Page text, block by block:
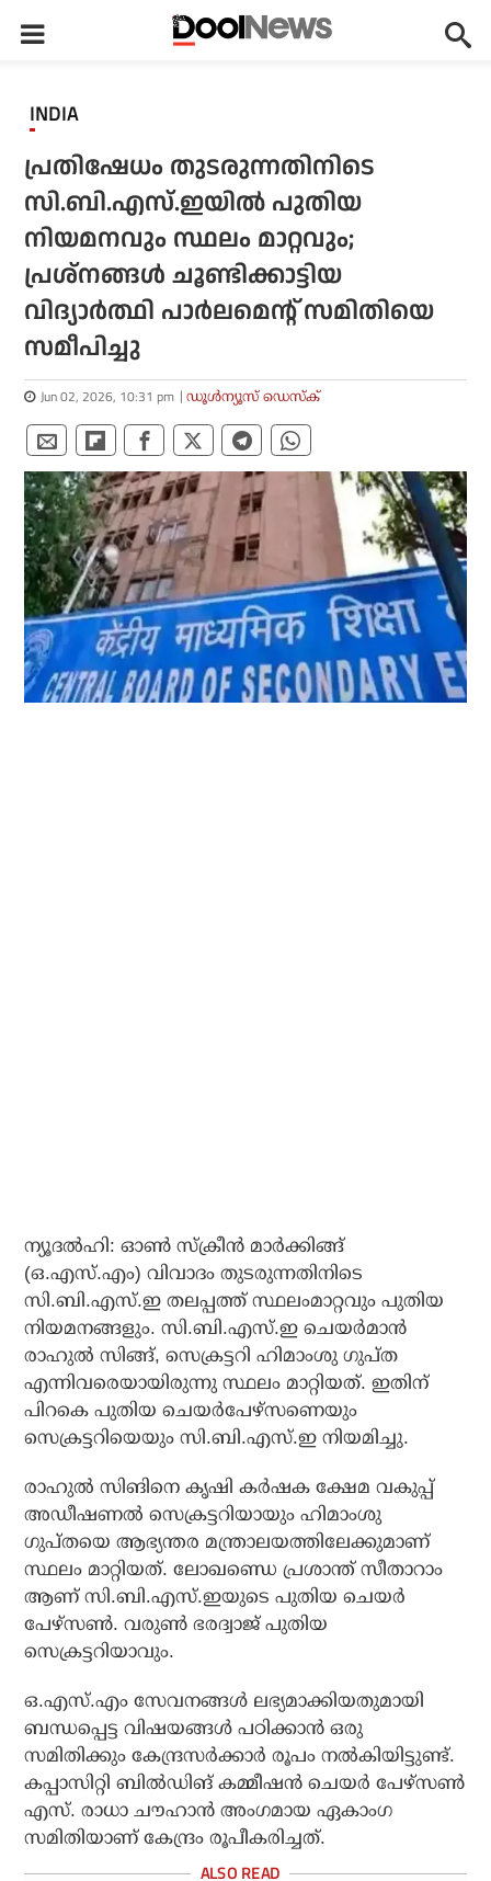
INDIA
പ്രതിഷേധം തുടരുന്നതിനിടെ
സി.ബി.എസ്.ഇയില്‍ പുതിയ
നിയമനവും സ്ഥലം മാറ്റവും;
പ്രശ്‌നങ്ങള്‍ ചൂണ്ടിക്കാട്ടിയ
വിദ്യാര്‍ത്ഥി പാര്‍ലമെന്റ് സമിതിയെ
സമീപിച്ചു
Jun 02, 2026, 10:31 pm ഡൂള്‍ന്യൂസ് ഡെസ്‌ക്
ന്യൂദല്‍ഹി: ഓണ്‍ സ്‌ക്രീന്‍ മാര്‍ക്കിങ്ങ്
(ഒ.എസ്.എം) വിവാദം തുടരുന്നതിനിടെ
സി.ബി.എസ്.ഇ തലപ്പത്ത് സ്ഥലംമാറ്റവും പുതിയ
നിയമനങ്ങളും. സി.ബി.എസ്.ഇ ചെയര്‍മാന്‍
രാഹുല്‍ സിങ്ങ്, സെക്രട്ടറി ഹിമാംശു ഗുപ്ത
എന്നിവരെയായിരുന്നു സ്ഥലം മാറ്റിയത്. ഇതിന്
പിറകെ പുതിയ ചെയര്‍പേഴ്‌സണെയും
സെക്രട്ടറിയെയും സി.ബി.എസ്.ഇ നിയമിച്ചു.
രാഹുല്‍ സിങിനെ കൃഷി കര്‍ഷക ക്ഷേമ വകുപ്പ്
അഡീഷണല്‍ സെക്രട്ടറിയായും ഹിമാംശു
ഗുപ്തയെ ആഭ്യന്തര മന്ത്രാലയത്തിലേക്കുമാണ്
സ്ഥലം മാറ്റിയത്. ലോഖണ്ഡെ പ്രശാന്ത് സീതാറാം
ആണ് സി.ബി.എസ്.ഇയുടെ പുതിയ ചെയര്‍
പേഴ്‌സണ്‍. വരുണ്‍ ഭരദ്വാജ് പുതിയ
സെക്രട്ടറിയാവും.
ഒ.എസ്.എം സേവനങ്ങള്‍ ലഭ്യമാക്കിയതുമായി
ബന്ധപ്പെട്ട വിഷയങ്ങള്‍ പഠിക്കാന്‍ ഒരു
സമിതിക്കും കേന്ദ്രസര്‍ക്കാര്‍ രൂപം നല്‍കിയിട്ടുണ്ട്.
കപ്പാസിറ്റി ബില്‍ഡിങ് കമ്മീഷന്‍ ചെയര്‍ പേഴ്‌സണ്‍
എസ്. രാധാ ചൗഹാന്‍ അംഗമായ ഏകാംഗ
സമിതിയാണ് കേന്ദ്രം രൂപീകരിച്ചത്.